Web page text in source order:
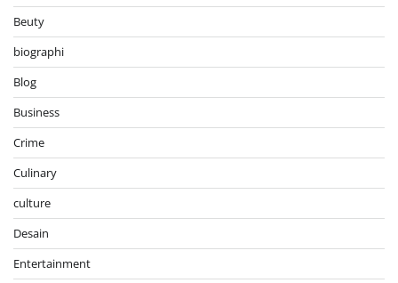
Beuty
biographi
Blog
Business
Crime
Culinary
culture
Desain
Entertainment